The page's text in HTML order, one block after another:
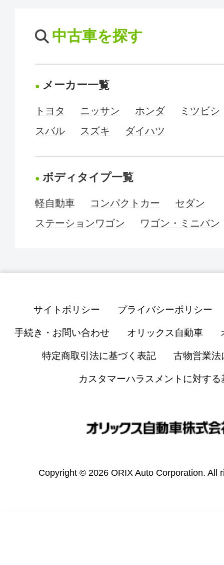
中古車を探す
メーカー一覧
トヨタ ニッサン ホンダ
ミツビシ
スバル
スズキ ダイハツ
ボディタイプ一覧
軽自動車 コンパクトカー
セダン
ステーションワゴン
ワゴン・ミニバン
サイトポリシー プライバシーポリシー
手続き・お問い合わせ オリックス自動車
特定商取引法に基づく表記 古物営業法
カスタマーハラスメントに対する
Copyright © 2026 ORIX Auto Corporation. All